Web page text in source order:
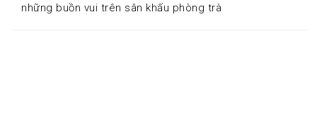
những buồn vui trên sân khấu phòng trà